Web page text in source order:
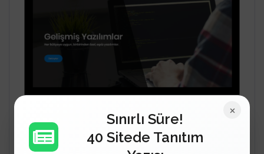
×
Sınırlı Süre!
40 Sitede Tanıtım